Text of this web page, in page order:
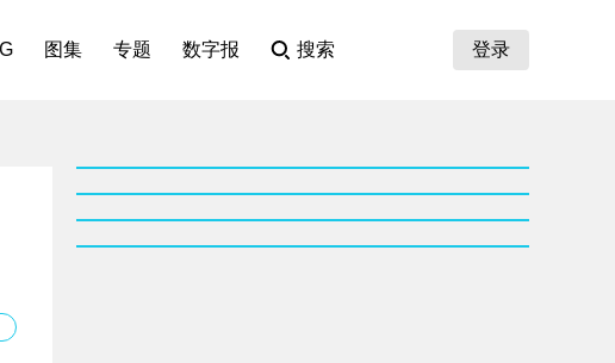
图集 专题 数字报 搜索 登录